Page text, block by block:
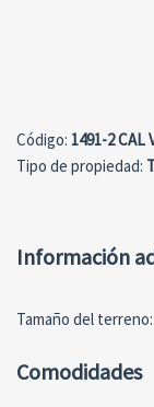
Сódigo: 1491-2 CAL
Tipo de propiedad:
Información
Tamaño del terreno:
Comodidades